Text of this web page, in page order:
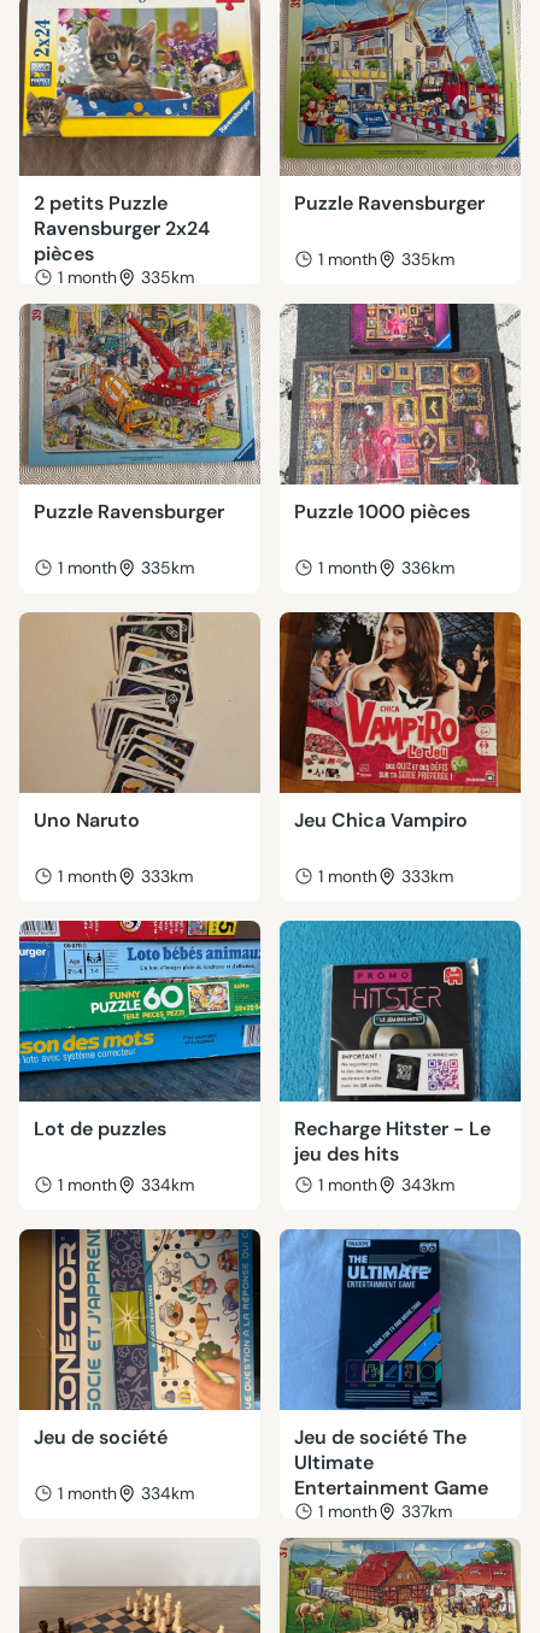
2 petits Puzzle
Ravensburger 2x24
pièces
1 month 335km
Puzzle Ravensburger
1 month 335km
Puzzle Ravensburger
1 month 335km
Puzzle 1000 pièces
1 month 336km
Uno Naruto
1 month 333km
Jeu Chica Vampiro
1 month 333km
Lot de puzzles
1 month 334km
Recharge Hitster - Le
jeu des hits
1 month 343km
Jeu de société
1 month 334km
Jeu de société The
Ultimate
Entertainment Game
1 month 337km